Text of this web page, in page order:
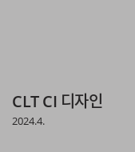
CLT CI 디자인
2024.4.